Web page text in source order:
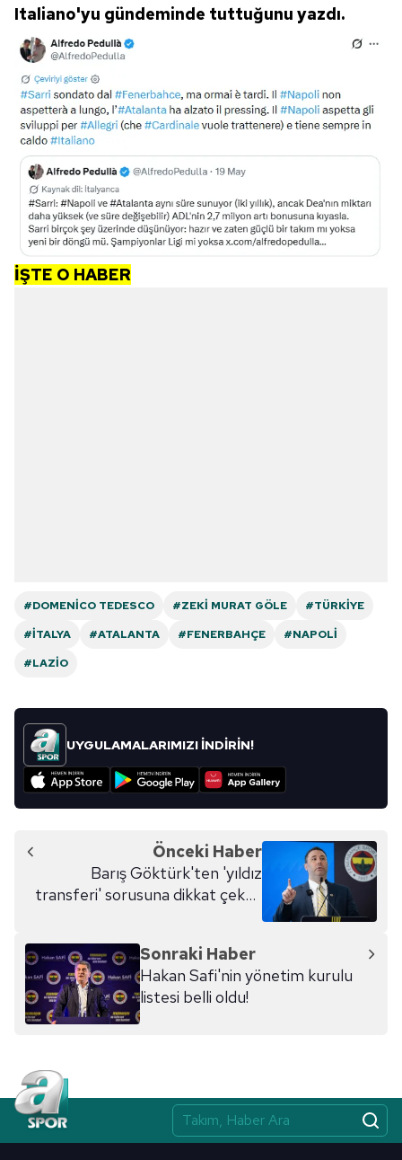
Italiano'yu gündeminde tuttuğunu yazdı.
İŞTE O HABER
#DOMENICO TEDESCO #ZEKI MURAT GÖLE
#TÜRKIYE
#İTALYA
#ATALANTA #FENERBAHÇE
#NAPOLI
#LAZIO
UYGULAMALARIMIZI İNDİRİN!
Önceki Haber
Barış Göktürk'ten 'yıldız
transferi' sorusuna dikkat çeken
Sonraki Haber
Hakan Safi'nin yönetim kurulu
listesi belli oldu!